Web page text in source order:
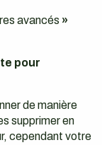
avancés »
pour
de manière
supprimer en
cependant votre